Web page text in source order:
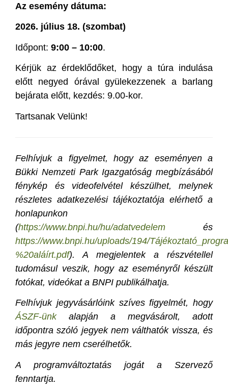
Az esemény dátuma:
2026. július 18. (szombat)
Időpont: 9:00 – 10:00.
Kérjük az érdeklődőket, hogy a túra indulása
előtt negyed órával gyülekezzenek a barlang
bejárata előtt, kezdés: 9.00-kor.
Tartsanak Velünk!
Felhívjuk a figyelmet, hogy az eseményen a
Bükki Nemzeti Park Igazgatóság megbízásából
fénykép és videofelvétel készülhet, melynek
részletes adatkezelési tájékoztatója elérhető a
honlapunkon
(https://www.bnpi.hu/hu/adatvedelem és
https://www.bnpi.hu/uploads/194/
%20aláírt.pdf). A megjelentek a részvétellel
tudomásul veszik, hogy az eseményről készült
fotókat, videókat a BNPI publikálhatja.
Felhívjuk jegyvásárlóink szíves figyelmét, hogy
ÁSZF-ünkalapján a megvásárolt, adott
időpontra szóló jegyek nem válthatók vissza, és
más jegyre nem cserélhetők.
A programváltoztatás jogát a Szervező
fenntartja.